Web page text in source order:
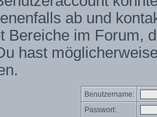
ab und
Bereiche im Forum,
hast
Benutzername:
Passwort: